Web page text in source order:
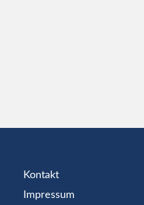
Kontakt
Impressum